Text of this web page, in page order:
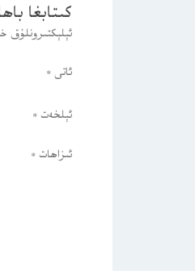
كىتابغا
ئېلېكتىرونلۇق
ئاتى *
ئېلخەت *
ئىزاھات *